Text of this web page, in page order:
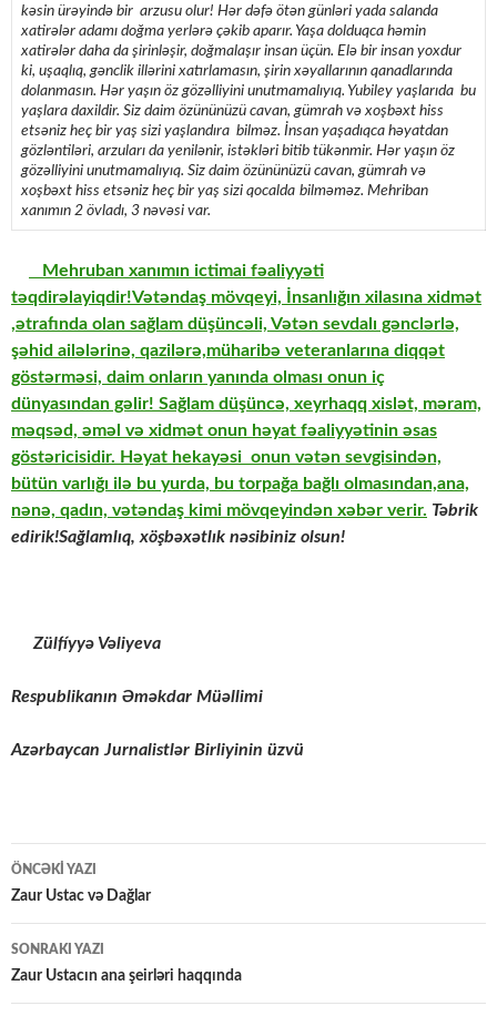
kəsin ürəyində bir arzusu olur! Hər dəfə ötən günləri yada salanda
xatirələr adamı doğma yerlərə çəkib aparır. Yaşa dolduqca həmin
xatirələr daha da şirinləşir, doğmalaşır insan üçün. Elə bir insan yoxdur
ki, uşaqlıq, gənclik illərini xatırlamasın, şirin xəyallarının qanadlarında
dolanmasın. Hər yaşın öz gözəlliyini unutmamalıyıq. Yubiley yaşlarıda bu
yaşlara daxildir. Siz daim özününüzü cavan, gümrah və xoşbəxt hiss
etsəniz heç bir yaş sizi yaşlandıra bilməz. İnsan yaşadıqca həyatdan
gözləntiləri, arzuları da yenilənir, istəkləri bitib tükənmir. Hər yaşın öz
gözəlliyini unutmamalıyıq. Siz daim özününüzü cavan, gümrah və
xoşbəxt hiss etsəniz heç bir yaş sizi qocalda bilməməz. Mehriban
xanımın 2 övladı, 3 nəvəsi var.
Mehruban xanımın ictimai fəaliyyəti
təqdirəlayiqdir!Vətəndaş mövqeyi, İnsanlığın xilasına xidmət
,ətrafında olan sağlam düşüncəli, Vətən sevdalı gənclərlə,
şəhid ailələrinə, qazilərə,müharibə veteranlarına diqqət
göstərməsi, daim onların yanında olması onun iç
dünyasından gəlir! Sağlam düşüncə, xeyrhaqq xislət, məram,
məqsəd, əməl və xidmət onun həyat fəaliyyətinin əsas
göstəricisidir. Həyat hekayəsi onun vətən sevgisindən,
bütün varlığı ilə bu yurda, bu torpağa bağlı olmasından,ana,
nənə, qadın, vətəndaş kimi mövqeyindən xəbər verir. Təbrik
edirik!Sağlamlıq, xöşbəxətlık nəsibiniz olsun!
Zülfíyyə Vəliyeva
Respublikanın Əməkdar Müəllimi
Azərbaycan Jurnalistlər Birliyinin üzvü
Yazılar
üzrə
naviqasiya
ÖNCƏKI YAZI
Zaur Ustac və Dağlar
SONRAKI YAZI
Zaur Ustacın ana şeirləri haqqında